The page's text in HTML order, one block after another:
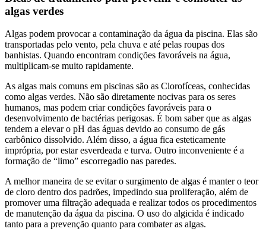
algas verdes
Algas podem provocar a contaminação da água da piscina. Elas são
transportadas pelo vento, pela chuva e até pelas roupas dos
banhistas. Quando encontram condições favoráveis na água,
multiplicam-se muito rapidamente.
As algas mais comuns em piscinas são as Clorofíceas, conhecidas
como algas verdes. Não são diretamente nocivas para os seres
humanos, mas podem criar condições favoráveis para o
desenvolvimento de bactérias perigosas. É bom saber que as algas
tendem a elevar o pH das águas devido ao consumo de gás
carbônico dissolvido. Além disso, a água fica esteticamente
imprópria, por estar esverdeada e turva. Outro inconveniente é a
formação de “limo” escorregadio nas paredes.
A melhor maneira de se evitar o surgimento de algas é manter o teor
de cloro dentro dos padrões, impedindo sua proliferação, além de
promover uma filtração adequada e realizar todos os procedimentos
de manutenção da água da piscina. O uso do algicida é indicado
tanto para a prevenção quanto para combater as algas.